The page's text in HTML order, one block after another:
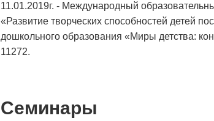
11.01.2019г. - Международный
«Развитие творческих способностей детей
дошкольного образования «Миры детства:
11272.
Семинары